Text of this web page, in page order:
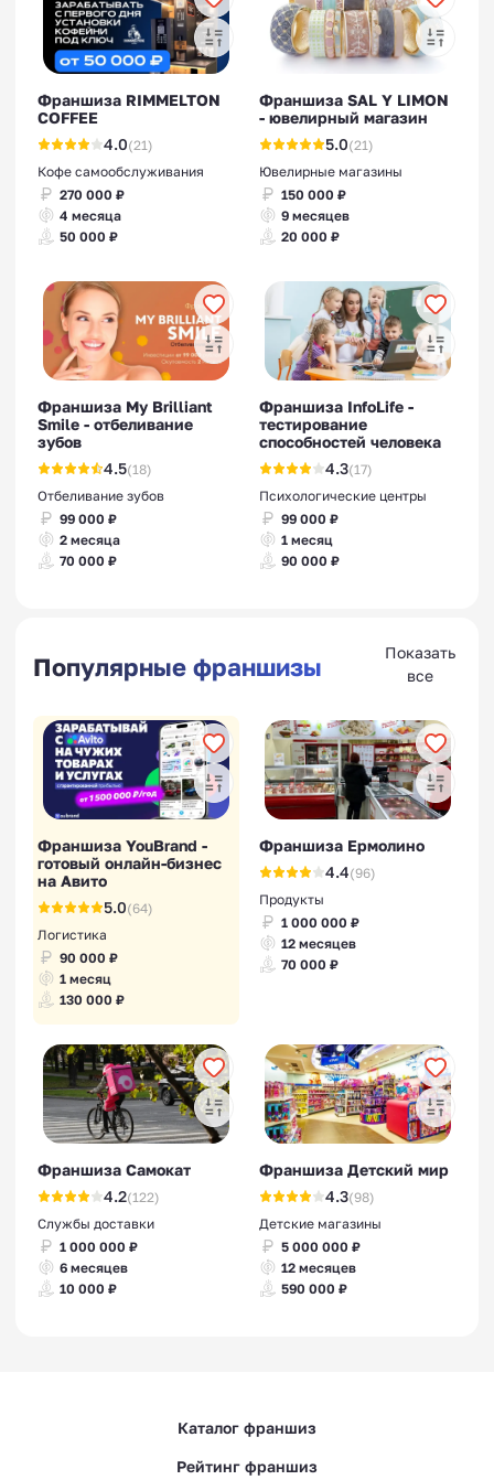
Франшиза RIMMELTON
COFFEE
4.0(21)
Кофе самообслуживания
270 000 ₽
4 месяца
50 000 ₽
Франшиза SAL Y LIMON
- ювелирный магазин
5.0(21)
Ювелирные магазины
150 000 ₽
9 месяцев
20 000 ₽
Франшиза My Brilliant
Smile - отбеливание
зубов
4.5(18)
Отбеливание зубов
99 000 ₽
2 месяца
70 000 ₽
Франшиза InfoLife -
тестирование
способностей человека
4.3(17)
Психологические центры
99 000 ₽
1 месяц
90 000 ₽
Популярные франшизы
Показать
все
Франшиза YouBrand -
готовый онлайн-бизнес
на Авито
5.0(64)
Логистика
90 000 ₽
1 месяц
130 000 ₽
Франшиза Ермолино
4.4(96)
Продукты
1 000 000 ₽
12 месяцев
70 000 ₽
Франшиза Самокат
4.2(122)
Службы доставки
1 000 000 ₽
6 месяцев
10 000 ₽
Франшиза Детский мир
4.3(98)
Детские магазины
5 000 000 ₽
12 месяцев
590 000 ₽
Каталог франшиз
Рейтинг франшиз